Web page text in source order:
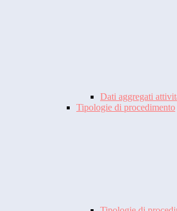
Dati aggregati
Tipologie di procedimento